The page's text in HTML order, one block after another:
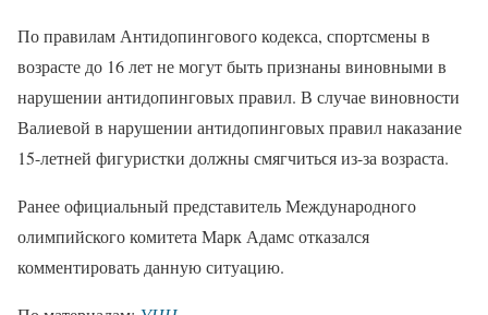
По правилам Антидопингового кодекса, спортсмены в
возрасте до 16 лет не могут быть признаны виновными в
нарушении антидопинговых правил. В случае виновности
Валиевой в нарушении антидопинговых правил наказание
15-летней фигуристки должны смягчиться из-за возраста.
Ранее официальный представитель Международного
олимпийского комитета Марк Адамс отказался
комментировать данную ситуацию.